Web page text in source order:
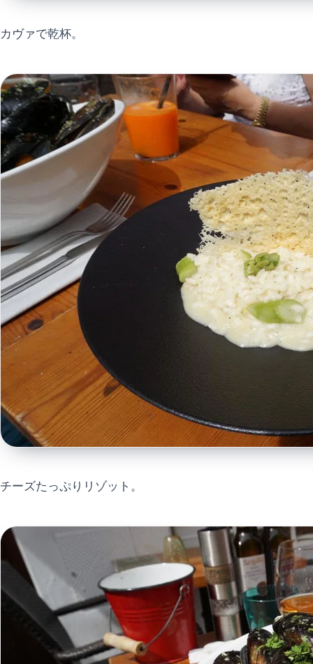
カヴァで乾杯。
チーズたっぷりリゾット。